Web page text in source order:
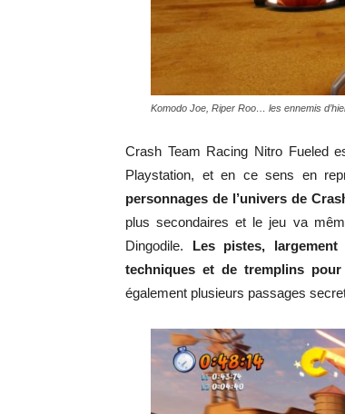
Komodo Joe, Riper Roo… les ennemis
Crash Team Racing Nitro Fueled
Playstation, et en ce sens en
personnages de l’univers de
plus secondaires et le jeu va
Dingodile. Les pistes,
techniques et de tremplins
également plusieurs passages